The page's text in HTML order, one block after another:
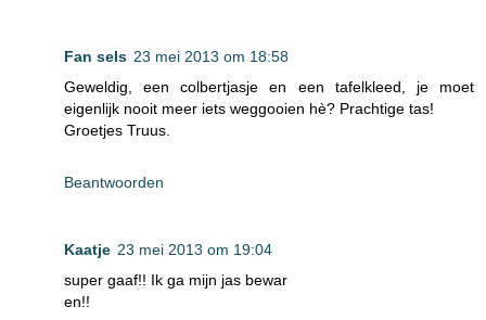
Fan sels 23 mei 2013 om 18:58
Geweldig, een colbertjasje en een tafelkleed, je moet
eigenlijk nooit meer iets weggooien hè? Prachtige tas!
Groetjes Truus.
Beantwoorden
Kaatje 23 mei 2013 om 19:04
super gaaf!! Ik ga mijn jas bewar
en!!